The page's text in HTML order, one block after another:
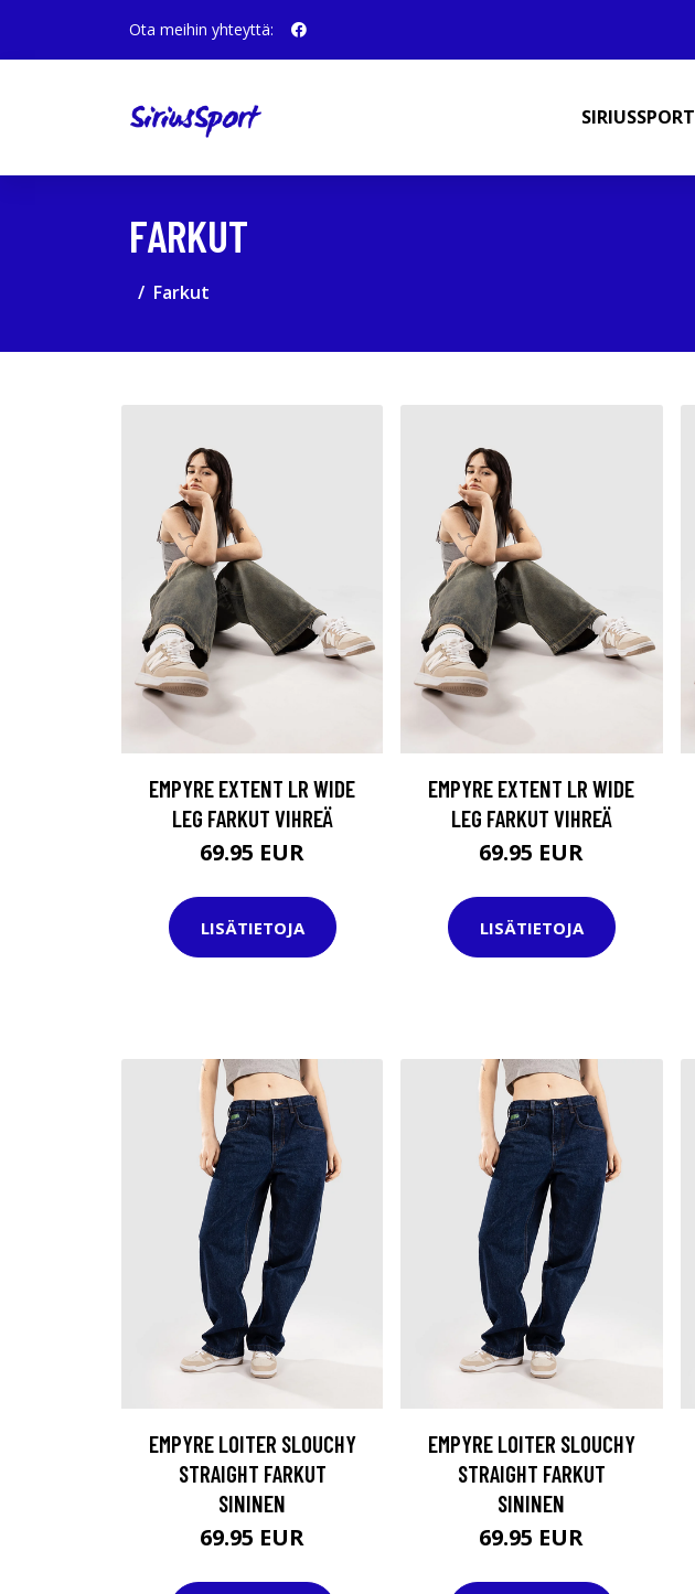
Ota meihin yhteyttä:
SIRIUSSPORT
FARKUT
Farkut
EMPYRE EXTENT LR WIDE
LEG FARKUT VIHREÄ
69.95 EUR
LISÄTIETOJA
EMPYRE EXTENT LR WIDE
LEG FARKUT VIHREÄ
69.95 EUR
LISÄTIETOJA
EMPYRE LOITER SLOUCHY
STRAIGHT FARKUT
SININEN
69.95 EUR
EMPYRE LOITER SLOUCHY
STRAIGHT FARKUT
SININEN
69.95 EUR